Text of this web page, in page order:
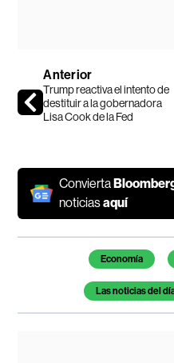
Anterior
Trump reactiva el intento de
destituir a la gobernadora
Lisa Cook de la Fed
Convierta
noticiasaquí
Temas de este artículo
Economía
Las noticias del